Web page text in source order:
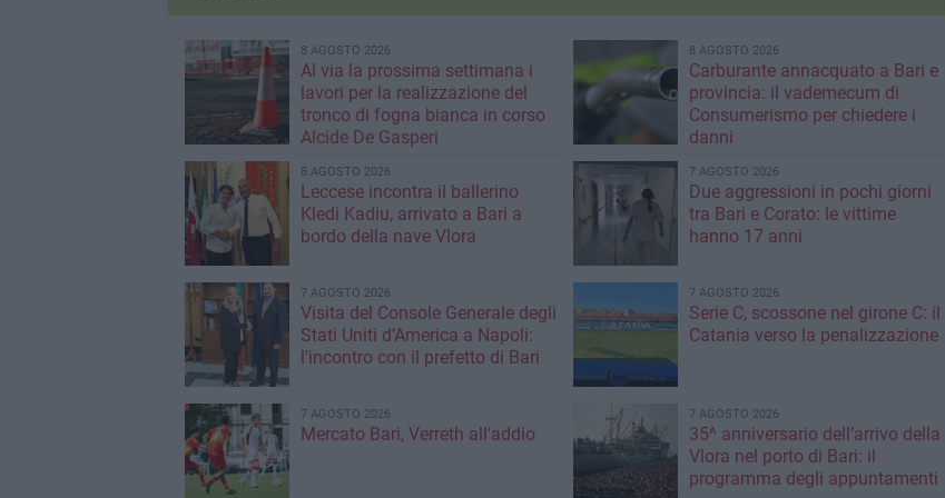
8 AGOSTO 2026
Al via la prossima settimana i
lavori per la realizzazione del
tronco di fogna bianca in corso
Alcide De Gasperi
8 AGOSTO 2026
Carburante annacquato a Bari e
provincia: il vademecum di
Consumerismo per chiedere i
danni
8 AGOSTO 2026
Leccese incontra il ballerino
Kledi Kadiu, arrivato a Bari a
bordo della nave Vlora
7 AGOSTO 2026
Due aggressioni in pochi giorni
tra Bari e Corato: le vittime
hanno 17 anni
7 AGOSTO 2026
Visita del Console Generale degli
Stati Uniti d’America a Napoli:
l'incontro con il prefetto di Bari
7 AGOSTO 2026
Serie C, scossone nel girone C: il
Catania verso la penalizzazione
7 AGOSTO 2026
Mercato Bari, Verreth all'addio
7 AGOSTO 2026
35^ anniversario dell’arrivo della
Vlora nel porto di Bari: il
programma degli appuntamenti